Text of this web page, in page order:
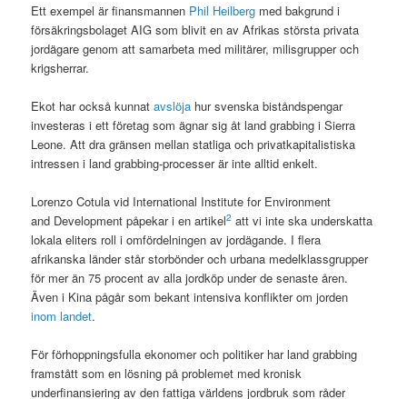
Ett exempel är finansmannen Phil Heilberg med bakgrund i
försäkringsbolaget AIG som blivit en av Afrikas största privata
jordägare genom att samarbeta med militärer, milisgrupper och
krigsherrar.
Ekot har också kunnatavslöja hur svenska biståndspengar
investeras i ett företag som ägnar sig åt land grabbing i Sierra
Leone. Att dra gränsen mellan statliga och privatkapitalistiska
intressen i land grabbing-processer är inte alltid enkelt.
Lorenzo Cotula vid International Institute for Environment
and Development påpekar i en artikel2 att vi inte ska underskatta
lokala eliters roll i omfördelningen av jordägande. I flera
afrikanska länder står storbönder och urbana medelklassgrupper
för mer än 75 procent av alla jordköp under de senaste åren.
Även i Kina pågår som bekant intensiva konflikter om jorden
inom landet.
För förhoppningsfulla ekonomer och politiker har land grabbing
framstått som en lösning på problemet med kronisk
underfinansiering av den fattiga världens jordbruk som råder